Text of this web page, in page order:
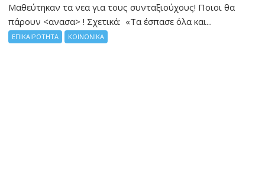
Μαθεύτηκαν τα νεα για τους συνταξιούχους! Ποιοι θα
πάρουν <ανασα> ! Σχετικά: «Τα έσπασε όλα και...
ΕΠΙΚΑΙΡΟΤΗΤΑ ΚΟΙΝΩΝΙΚΑ